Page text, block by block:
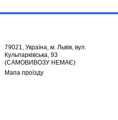
79021, Україна, м. Львів, вул.
Кульпарківська, 93
(САМОВИВОЗУ НЕМАЄ)
Мапа проїзду